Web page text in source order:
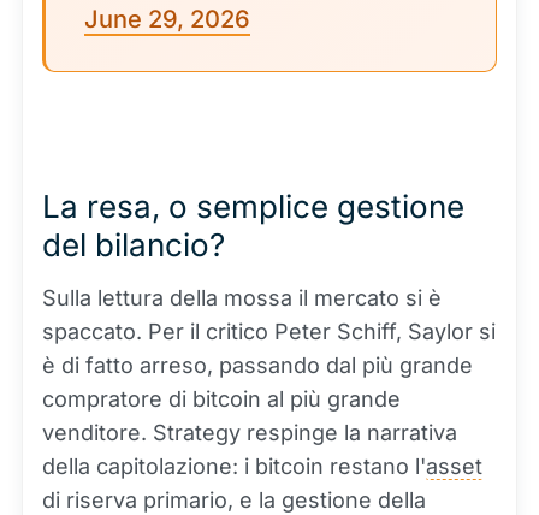
June 29, 2026
La resa, o semplice gestione
del bilancio?
Sulla lettura della mossa il mercato si è
spaccato. Per il critico Peter Schiff, Saylor si
è di fatto arreso, passando dal più grande
compratore di bitcoin al più grande
venditore. Strategy respinge la narrativa
della capitolazione: i bitcoin restano l'asset
di riserva primario, e la gestione della